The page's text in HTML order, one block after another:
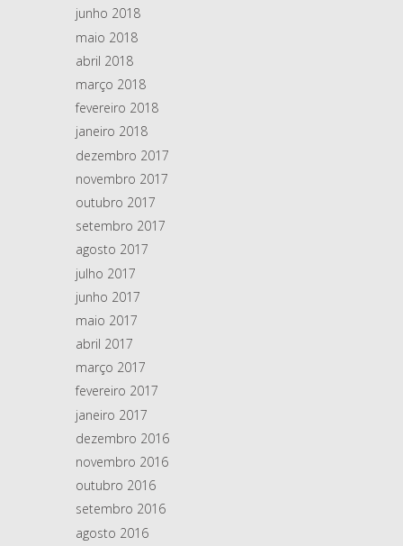
junho 2018
maio 2018
abril 2018
março 2018
fevereiro 2018
janeiro 2018
dezembro 2017
novembro 2017
outubro 2017
setembro 2017
agosto 2017
julho 2017
junho 2017
maio 2017
abril 2017
março 2017
fevereiro 2017
janeiro 2017
dezembro 2016
novembro 2016
outubro 2016
setembro 2016
agosto 2016